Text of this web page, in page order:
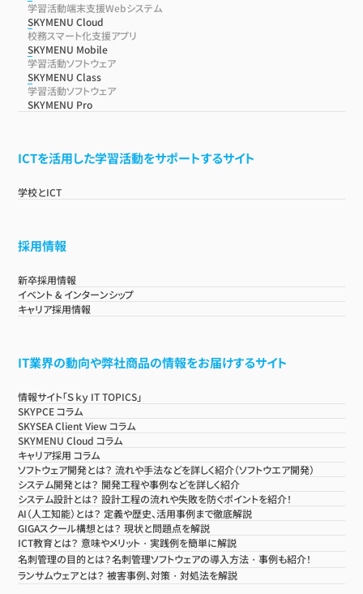
学習活動端末支援Webシステム
SKYMENU Cloud
校務スマート化支援アプリ
SKYMENU Mobile
学習活動ソフトウェア
SKYMENU Class
学習活動ソフトウェア
SKYMENU Pro
ICTを活用した学習活動をサポートするサイト
学校とICT
採用情報
新卒採用情報
イベント & インターンシップ
キャリア採用情報
IT業界の動向や弊社商品の情報をお届けするサイト
情報サイト「Ｓｋｙ IT TOPICS」
SKYPCE コラム
SKYSEA Client View コラム
SKYMENU Cloud コラム
キャリア採用 コラム
ソフトウェア開発とは？ 流れや手法などを詳しく紹介（ソフトウエア開発）
システム開発とは？ 開発工程や事例などを詳しく紹介
システム設計とは？ 設計工程の流れや失敗を防ぐポイントを紹介！
AI（人工知能）とは？ 定義や歴史、活用事例まで徹底解説
GIGAスクール構想とは？ 現状と問題点を解説
ICT教育とは？ 意味やメリット・実践例を簡単に解説
名刺管理の目的とは？名刺管理ソフトウェアの導入方法・事例も紹介！
ランサムウェアとは？ 被害事例、対策・対処法を解説